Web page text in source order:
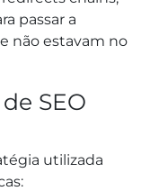
passar a
não estavam no
SEO
utilizada